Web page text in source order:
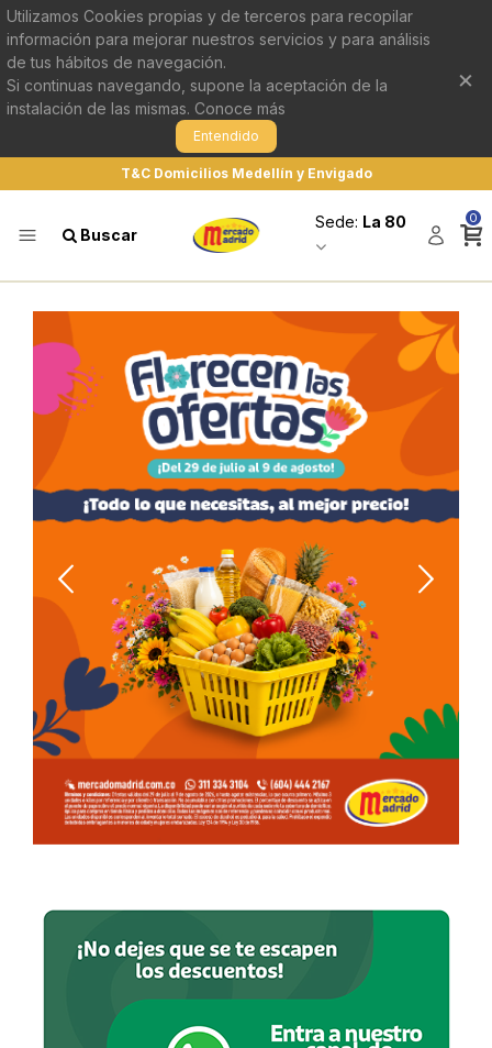
Utilizamos Cookies propias y de terceros para recopilar
información para mejorar nuestros servicios y para análisis
de tus hábitos de navegación.
Si continuas navegando, supone la aceptación de la
instalación de las mismas. Conoce más
Entendido
×
T&C Domicilios Medellín y Envigado
Buscar
Sede: La 80 0